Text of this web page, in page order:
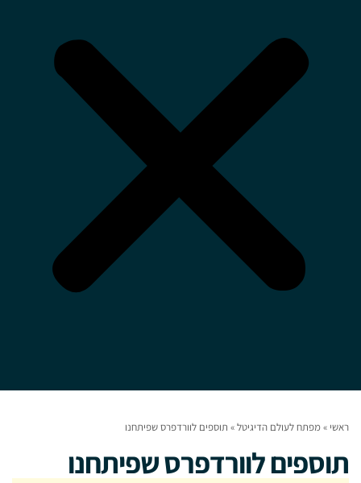
ראשי» מפתח לעולם הדיגיטל» תוספים לוורדפרס שפיתחנו
תוספים לוורדפרס שפיתחנו